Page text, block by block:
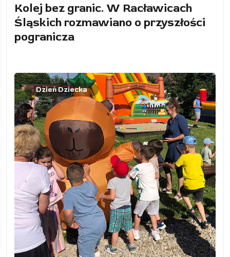
Kolej bez granic. W Racławicach
Śląskich rozmawiano o przyszłości
pogranicza
Dzień Dziecka